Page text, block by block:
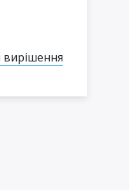
вирішення